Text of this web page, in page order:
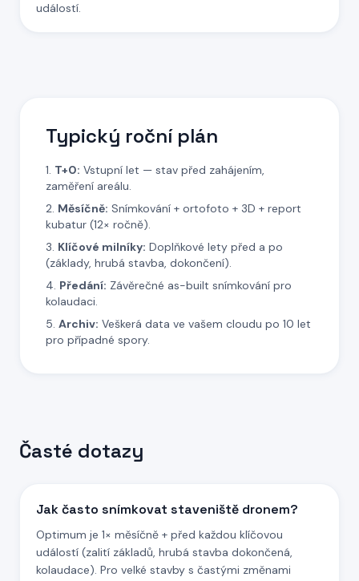
událostí.
Typický roční plán
T+0: Vstupní let — stav před zahájením,
zaměření areálu.
Měsíčně: Snímkování + ortofoto + 3D + report
kubatur (12× ročně).
Klíčové milníky: Doplňkové lety před a po
(základy, hrubá stavba, dokončení).
Předání: Závěrečné as-built snímkování pro
kolaudaci.
Archiv: Veškerá data ve vašem cloudu po 10 let
pro případné spory.
Časté dotazy
Jak často snímkovat staveniště dronem?
Optimum je 1× měsíčně + před každou klíčovou
událostí (zalití základů, hrubá stavba dokončená,
kolaudace). Pro velké stavby s častými změnami